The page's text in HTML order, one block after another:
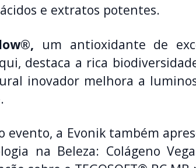
e extratos potentes.
um antioxidante de
destaca a rica
inovador melhora a
evento, a Evonik também
na Beleza: Colágeno